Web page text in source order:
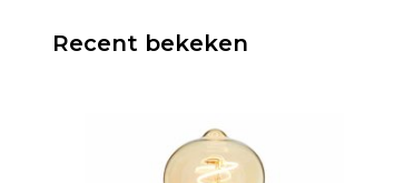
Recent bekeken